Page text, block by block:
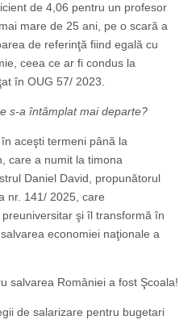
de 4,06 pentru un profesor
mare de 25 ani, pe o scară a
de referinţă fiind egală cu
ceea ce ar fi condus la
în OUG 57/ 2023.
s-a întâmplat mai departe?
aceşti termeni până la
care a numit la timona
Daniel David, propunătorul
nr. 141/ 2025, care
şi îl transformă în
economiei naţionale a
salvarea României a fost Şcoala!
de salarizare pentru bugetari